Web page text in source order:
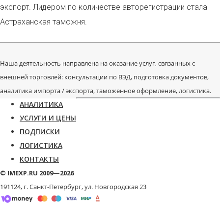
экспорт. Лидером по количестве авторегистрации стала
Астраханская таможня.
Наша деятельность направлена на оказание услуг, связанных с
внешней торговлей: консультации по ВЭД, подготовка документов,
аналитика импорта / экспорта, таможенное оформление, логистика.
АНАЛИТИКА
УСЛУГИ И ЦЕНЫ
ПОДПИСКИ
ЛОГИСТИКА
КОНТАКТЫ
© IMEXP.RU 2009—2026
191124, г. Санкт-Петербург,ул. Новгородская 23